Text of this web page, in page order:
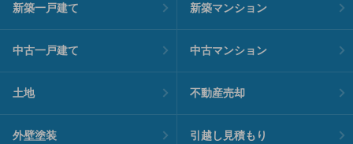
新築一戸建て 新築マンション
中古一戸建て 中古マンション
土地 不動産売却
外壁塗装 引越し見積もり